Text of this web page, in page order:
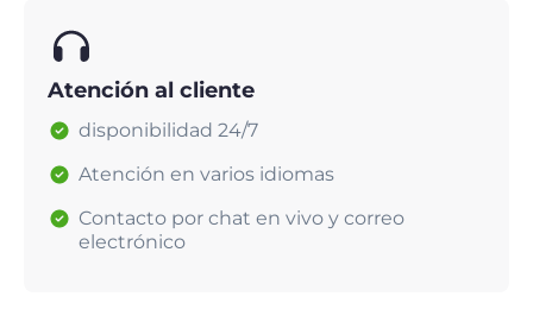
Atención al cliente
disponibilidad 24/7
Atención en varios idiomas
Contacto por chat en vivo y correo
electrónico